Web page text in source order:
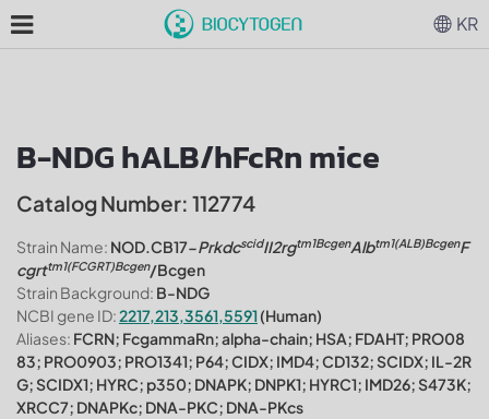
B-NDG hALB/hFcRn mice
Catalog Number: 112774
Strain Name: NOD.CB17-PrkdcscidII2rgtm1BcgenAlbtm1(ALB)BcgenF
cgrttm1(FCGRT)Bcgen/Bcgen
Strain Background: B-NDG
NCBI gene ID:2217,213,3561,5591 (Human)
Aliases: FCRN; FcgammaRn; alpha-chain; HSA; FDAHT; PRO08
83; PRO0903; PRO1341; P64; CIDX; IMD4; CD132; SCIDX; IL-2R
G; SCIDX1; HYRC; p350; DNAPK; DNPK1; HYRC1; IMD26; S473K;
XRCC7; DNAPKc; DNA-PKC; DNA-PKcs
KR